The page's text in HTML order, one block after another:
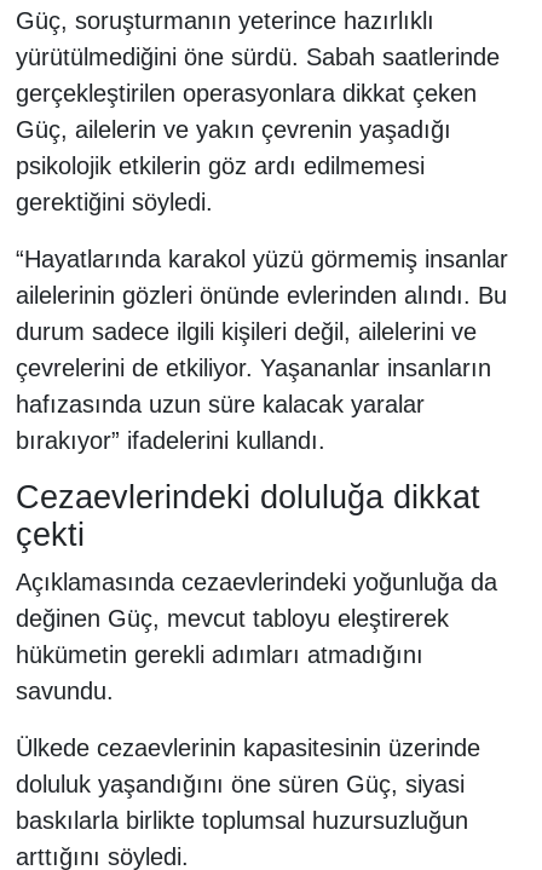
Güç, soruşturmanın yeterince hazırlıklı
yürütülmediğini öne sürdü. Sabah saatlerinde
gerçekleştirilen operasyonlara dikkat çeken
Güç, ailelerin ve yakın çevrenin yaşadığı
psikolojik etkilerin göz ardı edilmemesi
gerektiğini söyledi.
“Hayatlarında karakol yüzü görmemiş insanlar
ailelerinin gözleri önünde evlerinden alındı. Bu
durum sadece ilgili kişileri değil, ailelerini ve
çevrelerini de etkiliyor. Yaşananlar insanların
hafızasında uzun süre kalacak yaralar
bırakıyor” ifadelerini kullandı.
Cezaevlerindeki doluluğa dikkat
çekti
Açıklamasında cezaevlerindeki yoğunluğa da
değinen Güç, mevcut tabloyu eleştirerek
hükümetin gerekli adımları atmadığını
savundu.
Ülkede cezaevlerinin kapasitesinin üzerinde
doluluk yaşandığını öne süren Güç, siyasi
baskılarla birlikte toplumsal huzursuzluğun
arttığını söyledi.